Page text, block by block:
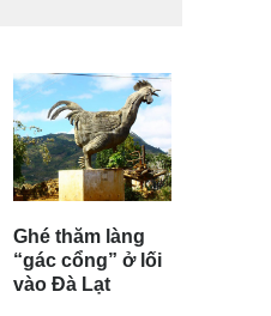
Ghé thăm làng
“gác cổng” ở lối
vào Đà Lạt